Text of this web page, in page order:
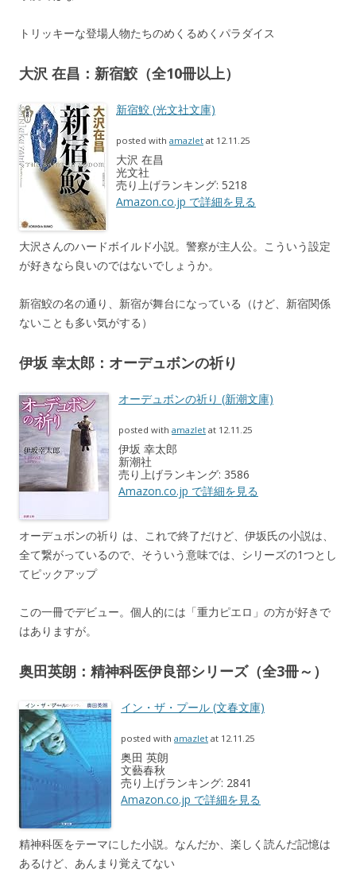
トリッキーな登場人物たちのめくるめくパラダイス
大沢 在昌：新宿鮫（全10冊以上）
新宿鮫 (光文社文庫)
posted with amazlet at 12.11.25
大沢 在昌
光文社
売り上げランキング: 5218
Amazon.co.jp で詳細を見る
大沢さんのハードボイルド小説。警察が主人公。こういう設定
が好きなら良いのではないでしょうか。
新宿鮫の名の通り、新宿が舞台になっている（けど、新宿関係
ないことも多い気がする）
伊坂 幸太郎：オーデュボンの祈り
オーデュボンの祈り (新潮文庫)
posted with amazlet at 12.11.25
伊坂 幸太郎
新潮社
売り上げランキング: 3586
Amazon.co.jp で詳細を見る
オーデュボンの祈り は、これで終了だけど、伊坂氏の小説は、
全て繋がっているので、そういう意味では、シリーズの1つとし
てピックアップ
この一冊でデビュー。個人的には「重力ピエロ」の方が好きで
はありますが。
奥田英朗：精神科医伊良部シリーズ（全3冊～）
イン・ザ・プール (文春文庫)
posted with amazlet at 12.11.25
奥田 英朗
文藝春秋
売り上げランキング: 2841
Amazon.co.jp で詳細を見る
精神科医をテーマにした小説。なんだか、楽しく読んだ記憶は
あるけど、あんまり覚えてない